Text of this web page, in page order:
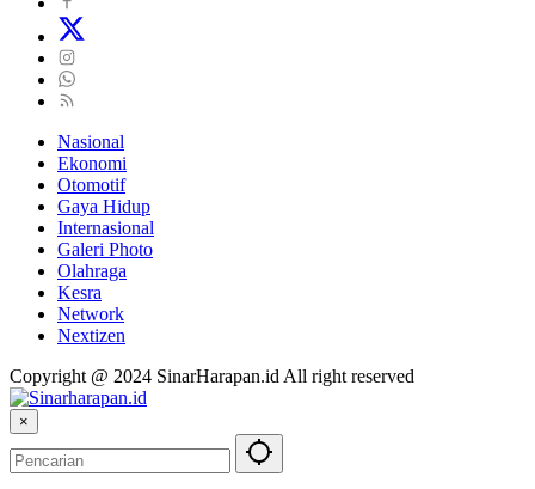
Nasional
Ekonomi
Otomotif
Gaya Hidup
Internasional
Galeri Photo
Olahraga
Kesra
Network
Nextizen
Copyright @ 2024 SinarHarapan.id All right reserved
×